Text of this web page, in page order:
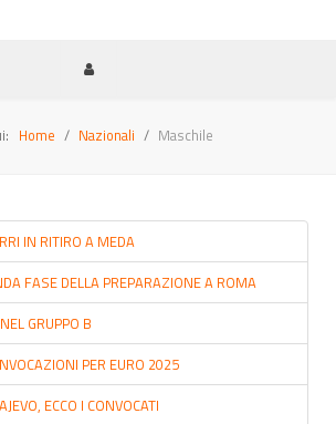
Home Nazionali Maschile
IN RITIRO A MEDA
FASE DELLA PREPARAZIONE A ROMA
GRUPPO B
PER EURO 2025
ECCO I CONVOCATI